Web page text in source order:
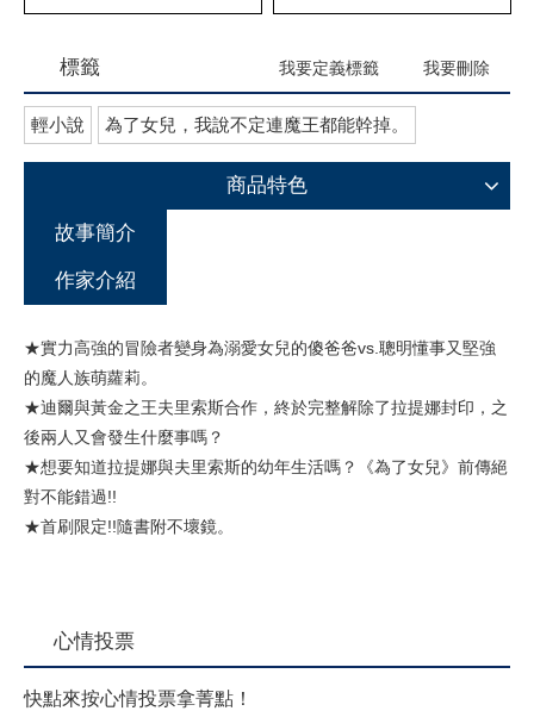
標籤 我要定義標籤 我要刪除
輕小說 為了女兒，我說不定連魔王都能幹掉。
商品特色
故事簡介
作家介紹
★實力高強的冒險者變身為溺愛女兒的傻爸爸vs.聰明懂事又堅強
的魔人族萌蘿莉。
★迪爾與黃金之王夫里索斯合作，終於完整解除了拉提娜封印，之
後兩人又會發生什麼事嗎？
★想要知道拉提娜與夫里索斯的幼年生活嗎？《為了女兒》前傳絕
對不能錯過!!
★首刷限定!!隨書附不壞鏡。
心情投票
快點來按心情投票拿菁點！